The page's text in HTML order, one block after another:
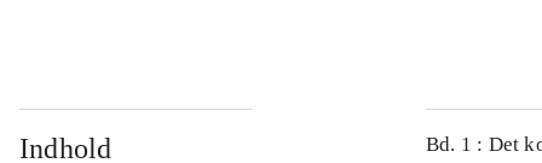
Indhold
Bd. 1 : Det